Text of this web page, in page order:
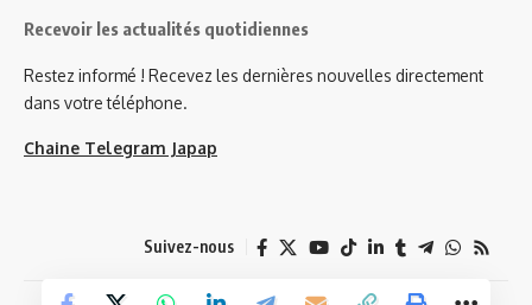
Recevoir les actualités quotidiennes
Restez informé ! Recevez les dernières nouvelles directement
dans votre téléphone.
Chaine Telegram Japap
Suivez-nous